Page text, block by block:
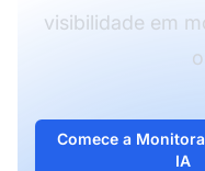
visibilidade em
Comece a
IA